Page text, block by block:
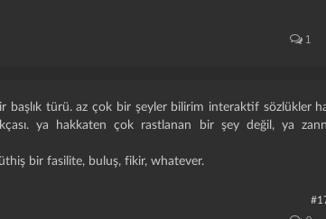
1
başlık türü. az çok bir şeyler bilirim interaktif sözlükler
ya hakkaten çok rastlanan bir şey değil, ya
bir fasilite, buluş, fikir, whatever.